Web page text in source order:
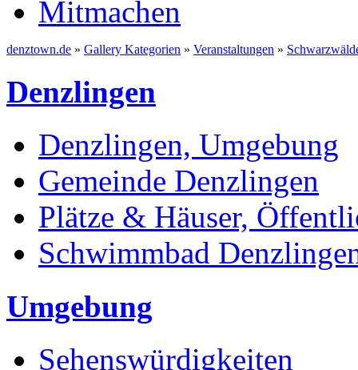
Mitmachen
denztown.de » Gallery Kategorien » Veranstaltungen »
Denzlingen
Denzlingen, Umgebung
Gemeinde Denzlingen
Plätze & Häuser,
Schwimmbad
Umgebung
Sehenswürdigkeiten